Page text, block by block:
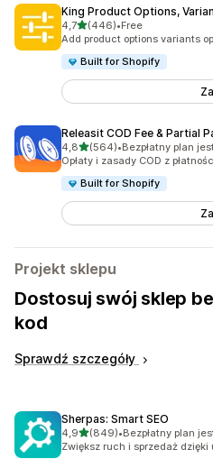
King Product Options,
4,7na 5 gwiazdek
(446)
Łączna liczba recenzji: 446
•Free
Add product options variants
Built for Shopify
Releasit COD Fee & Partial
4,8na 5 gwiazdek
(564)
Łączna liczba recenzji: 564
•Bezpłatny plan
Opłaty i zasady COD z
Built for Shopify
Projekt sklepu
Dostosuj swój sklep
kod
Sprawdź szczegóły
Sherpas: Smart SEO
4,9na 5 gwiazdek
(849)
Łączna liczba recenzji: 849
•Bezpłatny plan
Zwiększ ruch i sprzedaż dzięki